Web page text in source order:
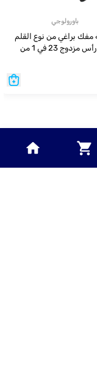
باورولوجي
براغي من نوع القلم
بتصميم رأس مزدوج 23 في 1 من